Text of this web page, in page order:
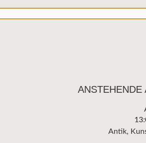
ANSTEHENDE
Antik,